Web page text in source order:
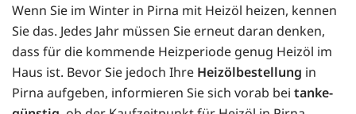
Wenn Sie im Winter in Pirna mit Heizöl heizen, kennen
Sie das. Jedes Jahr müssen Sie erneut daran denken,
dass für die kommende Heizperiode genug Heizöl im
Haus ist. Bevor Sie jedoch Ihre Heizölbestellung in
Pirna aufgeben, informieren Sie sich vorab bei tanke-